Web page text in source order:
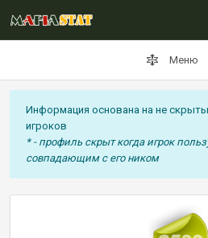
Меню
Информация основана на не
игроков
* - профиль скрыт когда игрок
совпадающим с его ником